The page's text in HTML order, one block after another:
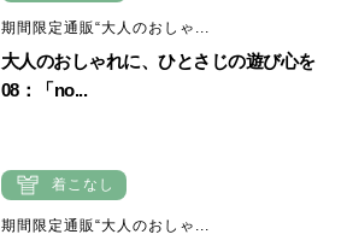
期間限定通販“大人のおしゃ...
大人のおしゃれに、ひとさじの遊び心を
08：「no...
着こなし
期間限定通販“大人のおしゃ...